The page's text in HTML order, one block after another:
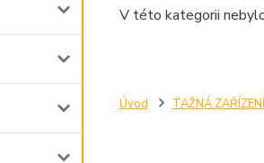
Úvod TAŽNÁ ZAŘÍZENÍ
V této kategorii